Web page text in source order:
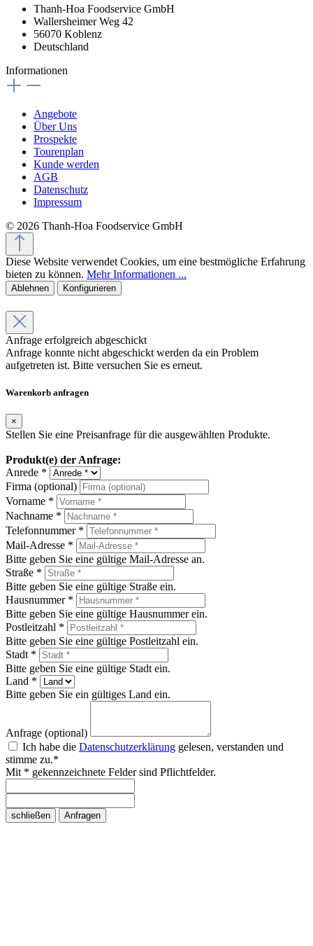
Thanh-Hoa Foodservice GmbH
Wallersheimer Weg 42
56070 Koblenz
Deutschland
Informationen
Angebote
Über Uns
Prospekte
Tourenplan
Kunde werden
AGB
Datenschutz
Impressum
© 2026 Thanh-Hoa Foodservice GmbH
Diese Website verwendet Cookies, um eine bestmögliche Erfahrung
bieten zu können. Mehr Informationen ...
Ablehnen Konfigurieren
Anfrage erfolgreich abgeschickt
Anfrage konnte nicht abgeschickt werden da ein Problem
aufgetreten ist. Bitte versuchen Sie es erneut.
Warenkorb anfragen
×
Stellen Sie eine Preisanfrage für die ausgewählten Produkte.
Produkt(e) der Anfrage:
Anrede *
Firma (optional)
Vorname *
Nachname *
Telefonnummer *
Mail-Adresse *
Bitte geben Sie eine gültige Mail-Adresse an.
Straße *
Bitte geben Sie eine gültige Straße ein.
Hausnummer *
Bitte geben Sie eine gültige Hausnummer ein.
Postleitzahl *
Bitte geben Sie eine gültige Postleitzahl ein.
Stadt *
Bitte geben Sie eine gültige Stadt ein.
Land *
Bitte geben Sie ein gültiges Land ein.
Anfrage (optional)
Ich habe die Datenschutzerklärung gelesen, verstanden und
stimme zu.*
Mit * gekennzeichnete Felder sind Pflichtfelder.
schließen Anfragen